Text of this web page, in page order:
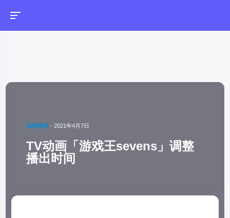
动画资讯 -2021年4月7日
TV动画「游戏王sevens」调整
播出时间